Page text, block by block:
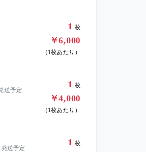
1 枚
￥6,000
（1枚あたり）
送予定
1 枚
￥4,000
（1枚あたり）
送予定
1 枚